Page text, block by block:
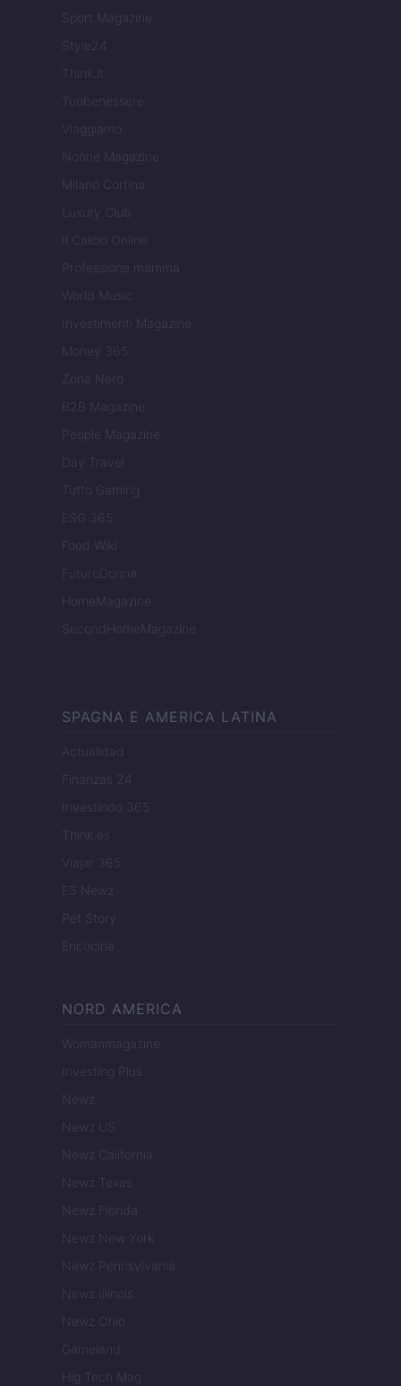
Sport Magazine
Style24
Think.it
Tuobenessere
Viaggiamo
Nonne Magazine
Milano Cortina
Luxury Club
Il Calcio Online
Professione mamma
World Music
Investimenti Magazine
Money 365
Zona Nerd
B2B Magazine
People Magazine
Day Travel
Tutto Gaming
ESG 365
Food Wiki
FuturoDonna
HomeMagazine
SecondHomeMagazine
SPAGNA E AMERICA LATINA
Actualidad
Finanzas 24
Investindo 365
Think.es
Viajar 365
ES Newz
Pet Story
Encocina
NORD AMERICA
Womanmagazine
Investing Plus
Newz
Newz US
Newz California
Newz Texas
Newz Florida
Newz New York
Newz Pennsylvania
Newz Illinois
Newz Ohio
Gameland
Hig Tech Mag